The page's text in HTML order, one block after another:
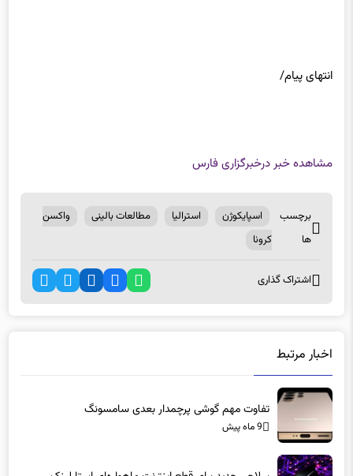
انتهای پیام/
مشاهده خبر درخبرگزاری فارس
برچسب
ها
اسپایکوژن استرالیا مطالعات بالینی
واکسن
کرونا
اشتراک گذاری
اخبار مرتبط
تفاوت مهم گوشی پرچمدار بعدی سامسونگ
9 ماه پیش